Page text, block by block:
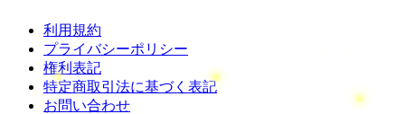
利用規約
プライバシーポリシー
権利表記
特定商取引法に基づく表記
お問い合わせ